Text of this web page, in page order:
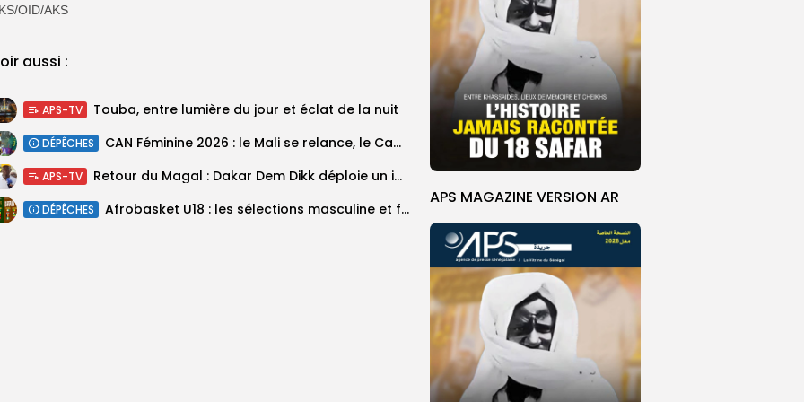
APS MAGAZINE VERSION AR
OID/AKS
aussi :
APS-TV Touba, entre lumière du jour et éclat de la nuit
DÉPÊCHES ‎CAN Féminine 2026 : le Mali se relance, le Cameroun domine le...
APS-TV Retour du Magal : Dakar Dem Dikk déploie un important dispositif pour...
DÉPÊCHES ‎Afrobasket U18 : les sélections masculine et féminine du Sénégal fixées sur...